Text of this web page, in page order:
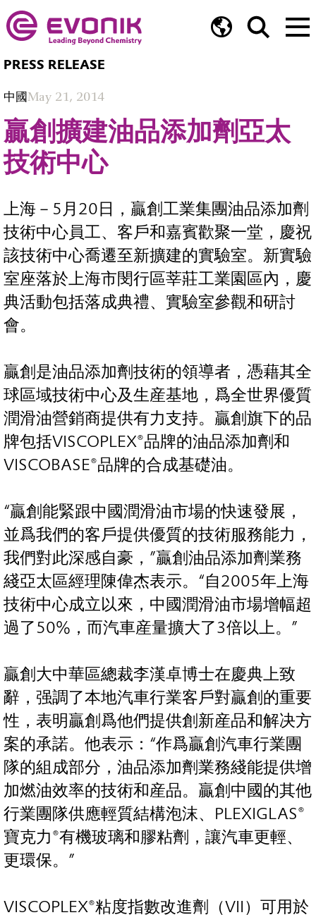
PRESS RELEASE
中國May 21, 2014
贏創擴建油品添加劑亞太
技術中心
上海－5月20日，贏創工業集團油品添加劑
技術中心員工、客戶和嘉賓歡聚一堂，慶祝
該技術中心喬遷至新擴建的實驗室。新實驗
室座落於上海市閔行區莘莊工業園區內，慶
典活動包括落成典禮、實驗室參觀和研討
會。
贏創是油品添加劑技術的領導者，憑藉其全
球區域技術中心及生産基地，爲全世界優質
潤滑油營銷商提供有力支持。贏創旗下的品
牌包括VISCOPLEX®品牌的油品添加劑和
VISCOBASE®品牌的合成基礎油。
“贏創能緊跟中國潤滑油市場的快速發展，
並爲我們的客戶提供優質的技術服務能力，
我們對此深感自豪，”贏創油品添加劑業務
綫亞太區經理陳偉杰表示。“自2005年上海
技術中心成立以來，中國潤滑油市場增幅超
過了50%，而汽車産量擴大了3倍以上。”
贏創大中華區總裁李漢卓博士在慶典上致
辭，强調了本地汽車行業客戶對贏創的重要
性，表明贏創爲他們提供創新産品和解决方
案的承諾。他表示：“作爲贏創汽車行業團
隊的組成部分，油品添加劑業務綫能提供增
加燃油效率的技術和産品。贏創中國的其他
行業團隊供應輕質結構泡沫、PLEXIGLAS®
寶克力®有機玻璃和膠粘劑，讓汽車更輕、
更環保。”
VISCOPLEX®粘度指數改進劑（VII）可用於